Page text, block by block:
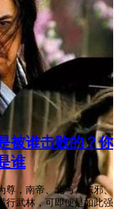
被谁击败的？你
谁
尊，南帝、北丐、东邪、
行武林，可即便是如此强